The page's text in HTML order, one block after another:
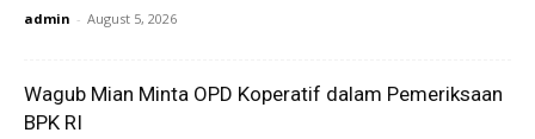
admin - August 5, 2026
Wagub Mian Minta OPD Koperatif dalam Pemeriksaan
BPK RI